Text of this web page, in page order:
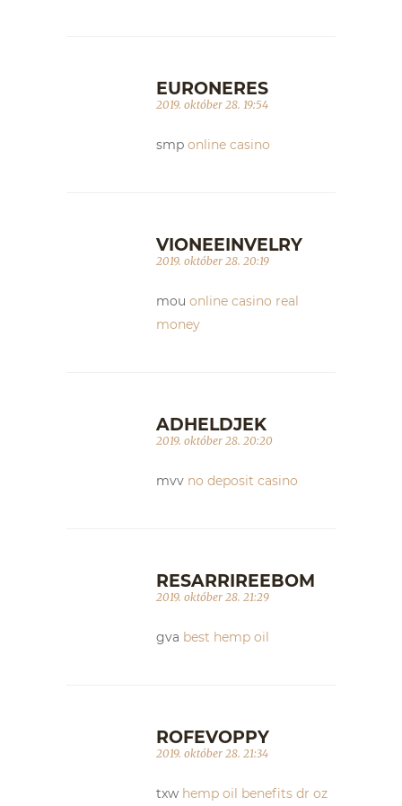
EURONERES
2019. október 28. 19:54
smp online casino
VIONEEINVELRY
2019. október 28. 20:19
mou online casino real
money
ADHELDJEK
2019. október 28. 20:20
mvv no deposit casino
RESARRIREEBOM
2019. október 28. 21:29
gva best hemp oil
ROFEVOPPY
2019. október 28. 21:34
txw hemp oil benefits dr oz